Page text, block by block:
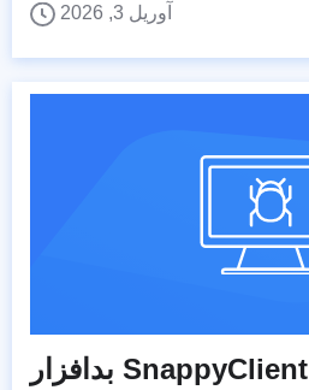
آوریل 3, 2026
بدافزار SnappyClient